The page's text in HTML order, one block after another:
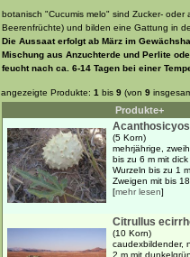
botanisch "Cucumis melo" sind Zucker-
Beerenfrüchte) und bilden eine Gattung in
Die Aussaat erfolgt ab März im
Mischung aus Anzuchterde und Perlite
feucht nach ca. 6-14 Tagen bei einer
angezeigte Produkte: 1 bis 9 (von 9
Produkte+
(5 Korn)
mehrjährige,
bis zu 6 m mit
Wurzeln bis zu 1
Zweigen mit bis
[mehr lesen]
Citrullus
(10 Korn)
caudexbildender,
2 m mit